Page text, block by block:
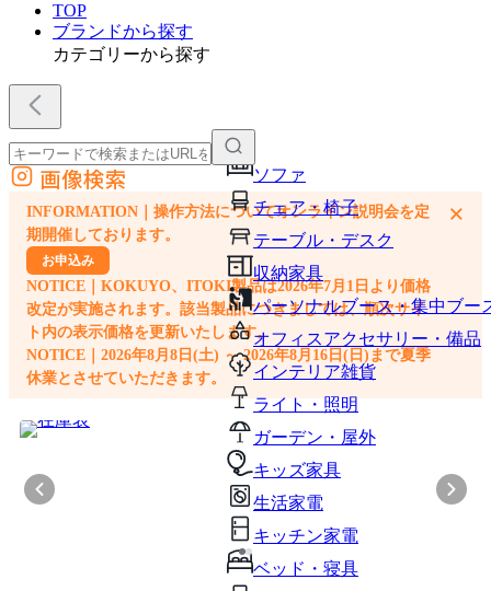
TOP
ブランドから探す
カテゴリーから探す
ソファ
チェア・椅子
テーブル・デスク
収納家具
パーソナルブース・集中ブー
オフィスアクセサリー・備品
インテリア雑貨
ライト・照明
ガーデン・屋外
キッズ家具
生活家電
キッチン家電
ベッド・寝具
外部サイトの商品をカートに追加
他のサイトで見つけた商品ページのURLを貼り付けて、カートに追加できます
画像検索
INFORMATION｜操作方法についてオンライン説明会を定
期開催しております。
お申込み
NOTICE｜KOKUYO、ITOKI製品は2026年7月1日より価格
改定が実施されます。該当製品につきましては、順次サイ
ト内の表示価格を更新いたします。
NOTICE｜2026年8月8日(土) ～ 2026年8月16日(日)まで夏季
休業とさせていただきます。
×